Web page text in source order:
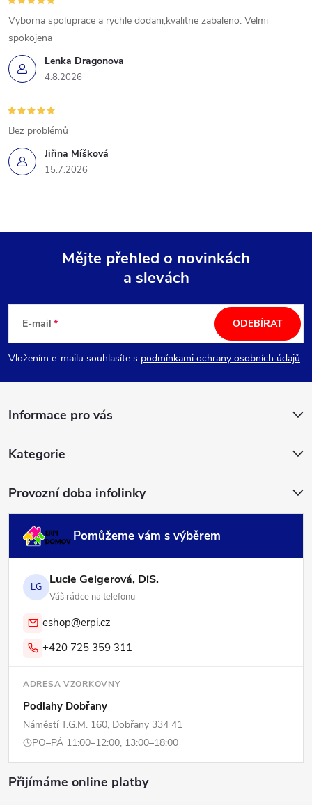
Lenka Dragonova
4.8.2026
Vyborna spoluprace a rychle dodani,kvalitne zabaleno. Velmi
spokojena
Jiřina Míšková
15.7.2026
Bez problémů
p
a
Mějte přehled o novinkách
a slevách
E-mail
Vložením e-mailu souhlasíte s podmínkami ochrany osobních údajů
ODEBÍRAT
Informace pro vás
Kategorie
Provozní doba infolinky
Pomůžeme vám s výběrem
LG Lucie Geigerová, DiS.
Váš rádce na telefonu
eshop@erpi.cz
+420 725 359 311
ADRESA VZORKOVNY
Podlahy Dobřany
Náměstí T.G.M. 160, Dobřany 334 41
PO–PÁ 11:00–12:00, 13:00–18:00
Přijímáme online platby